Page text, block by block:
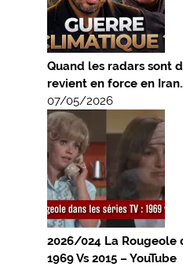
Quand les radars sont
revient en force en
07/05/2026
2026/024 La Rougeole
1969 Vs 2015 – YouTube